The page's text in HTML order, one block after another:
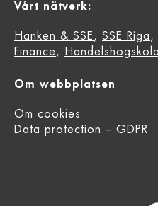
Vårt nätverk:
Hanken & SSE , SSE Riga ,
Finance,
Om webbplatsen
Om cookies
Data protection – GDPR